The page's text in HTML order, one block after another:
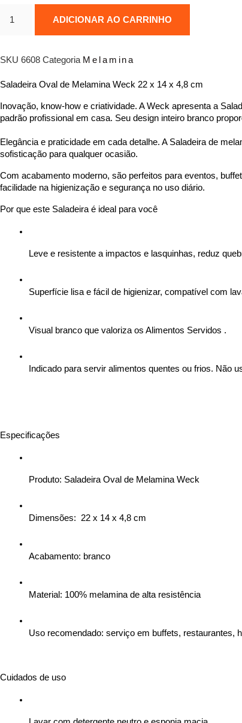
Oval
22
X
14
X
4,8cm
WECK
Quantidade
ADICIONAR AO CARRINHO
SKU 6608 Categoria Melamina
Saladeira Oval de Melamina Weck 22 x 14 x 4,8 cm
Inovação, know-how e criatividade. A Weck apresenta a
padrão profissional em casa. Seu design inteiro branco
Elegância e praticidade em cada detalhe. A Saladeira de
sofisticação para qualquer ocasião.
Com acabamento moderno, são perfeitos para eventos,
facilidade na higienização e segurança no uso diário.
Por que este Saladeira é ideal para você
Leve e resistente a impactos e lasquinhas, reduz
Superfície lisa e fácil de higienizar, compatível com
Visual branco que valoriza os Alimentos Servidos .
Indicado para servir alimentos quentes ou frios. Não
Especificações
Produto: Saladeira Oval de Melamina Weck
Dimensões:  22 x 14 x 4,8 cm
Acabamento: branco
Material: 100% melamina de alta resistência
Uso recomendado: serviço em buffets, restaurantes,
Cuidados de uso